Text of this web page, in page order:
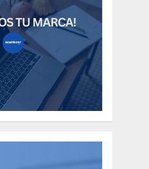
Uncategorized
How Many of These
Italian Foods Have
You Tried?